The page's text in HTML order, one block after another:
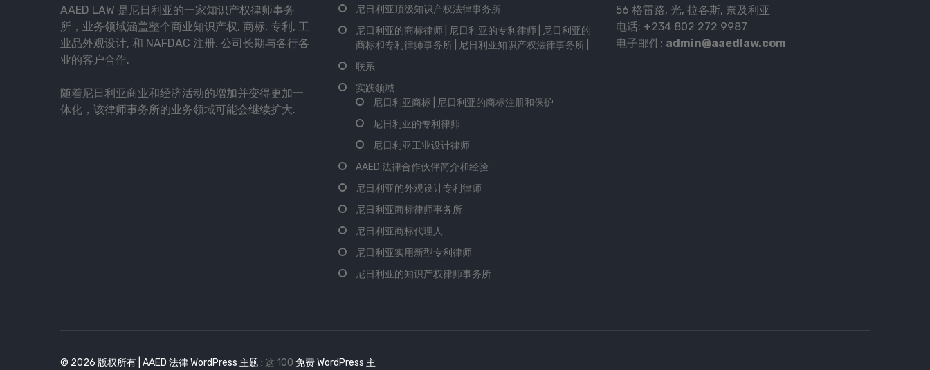
AAED LAW 是尼日利亚的一家知识产权律师事务
所，业务领域涵盖整个商业知识产权, 商标, 专利, 工
业品外观设计, 和 NAFDAC 注册. 公司长期与各行各
业的客户合作.
随着尼日利亚商业和经济活动的增加并变得更加一
体化，该律师事务所的业务领域可能会继续扩大.
尼日利亚顶级知识产权法律事务所
尼日利亚的商标律师 | 尼日利亚的专利律师 | 尼日利亚的
商标和专利律师事务所 | 尼日利亚知识产权法律事务所 |
联系
实践领域
尼日利亚商标 | 尼日利亚的商标注册和保护
尼日利亚的专利律师
尼日利亚工业设计律师
AAED 法律合作伙伴简介和经验
尼日利亚的外观设计专利律师
尼日利亚商标律师事务所
尼日利亚商标代理人
尼日利亚实用新型专利律师
尼日利亚的知识产权律师事务所
56 格雷路, 光, 拉各斯, 奈及利亚
电话: +234 802 272 9987
电子邮件: admin@aaedlaw.com
© 2026 版权所有 | AAED 法律 WordPress 主题 : 这 100 免费 WordPress 主